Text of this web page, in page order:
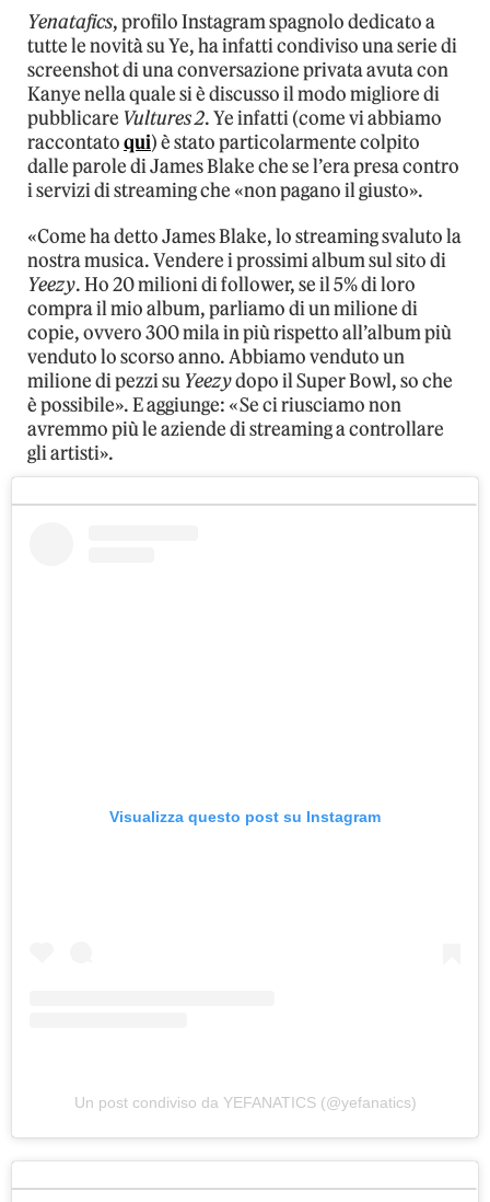
Yenatafics, profilo Instagram spagnolo dedicato a
tutte le novità su Ye, ha infatti condiviso una serie di
screenshot di una conversazione privata avuta con
Kanye nella quale si è discusso il modo migliore di
pubblicare Vultures 2. Ye infatti (come vi abbiamo
raccontatoqui) è stato particolarmente colpito
dalle parole di James Blake che se l’era presa contro
i servizi di streaming che «non pagano il giusto».
«Come ha detto James Blake, lo streaming svaluto la
nostra musica. Vendere i prossimi album sul sito di
Yeezy. Ho 20 milioni di follower, se il 5% di loro
compra il mio album, parliamo di un milione di
copie, ovvero 300 mila in più rispetto all’album più
venduto lo scorso anno. Abbiamo venduto un
milione di pezzi su Yeezydopo il Super Bowl, so che
è possibile». E aggiunge: «Se ci riusciamo non
avremmo più le aziende di streaming a controllare
gli artisti».
Visualizza questo post su Instagram
Un post condiviso da YEFANATICS (@yefanatics)